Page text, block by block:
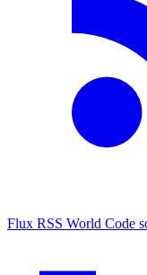
Flux RSS World Code